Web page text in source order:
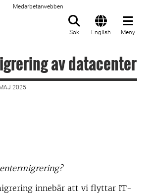
Medarbetarwebben
Sök English Meny
av datacenter
2025
innebär att vi flyttar IT-